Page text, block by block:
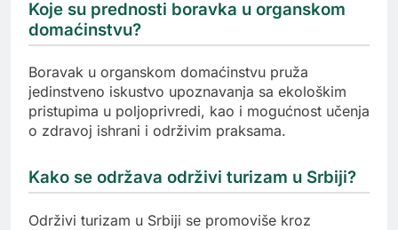
Koje su prednosti boravka u organskom
domaćinstvu?
Boravak u organskom domaćinstvu pruža
jedinstveno iskustvo upoznavanja sa ekološkim
pristupima u poljoprivredi, kao i mogućnost učenja
o zdravoj ishrani i održivim praksama.
Kako se održava održivi turizam u Srbiji?
Održivi turizam u Srbiji se promoviše kroz